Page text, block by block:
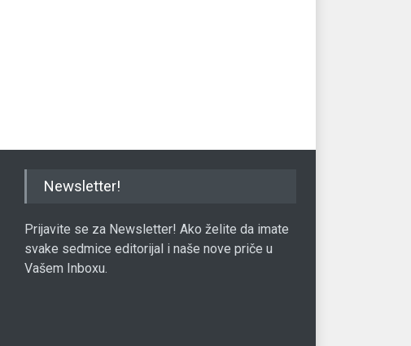
Newsletter!
Prijavite se za Newsletter! Ako želite da imate
svake sedmice editorijal i naše nove priče u
Vašem Inboxu.